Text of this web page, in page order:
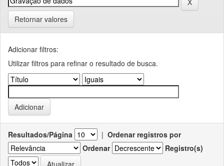
Retornar valores
Adicionar filtros:
Utilizar filtros para refinar o resultado de busca.
Resultados/Página | Ordenar registros por
Ordenar
Registro(s)